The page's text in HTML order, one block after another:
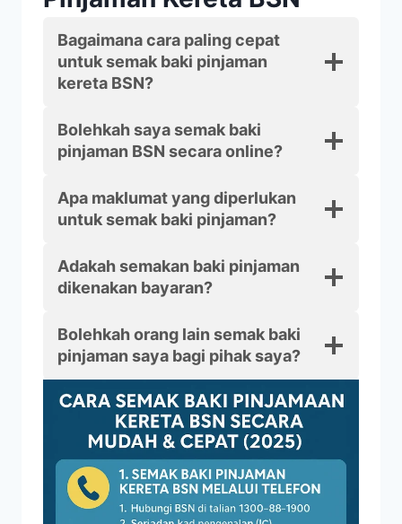
Bagaimana cara paling cepat
untuk semak baki pinjaman
kereta BSN?
Bolehkah saya semak baki
pinjaman BSN secara online?
Apa maklumat yang diperlukan
untuk semak baki pinjaman?
Adakah semakan baki pinjaman
dikenakan bayaran?
Bolehkah orang lain semak baki
pinjaman saya bagi pihak saya?